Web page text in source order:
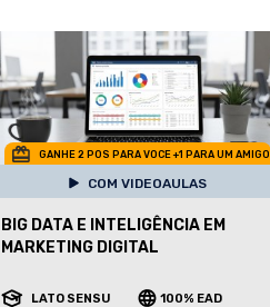
GANHE 2 POS PARA VOCE +1 PARA UM AMIGO
COM VIDEOAULAS
BIG DATA E INTELIGÊNCIA EM
MARKETING DIGITAL
LATO SENSU 100% EAD